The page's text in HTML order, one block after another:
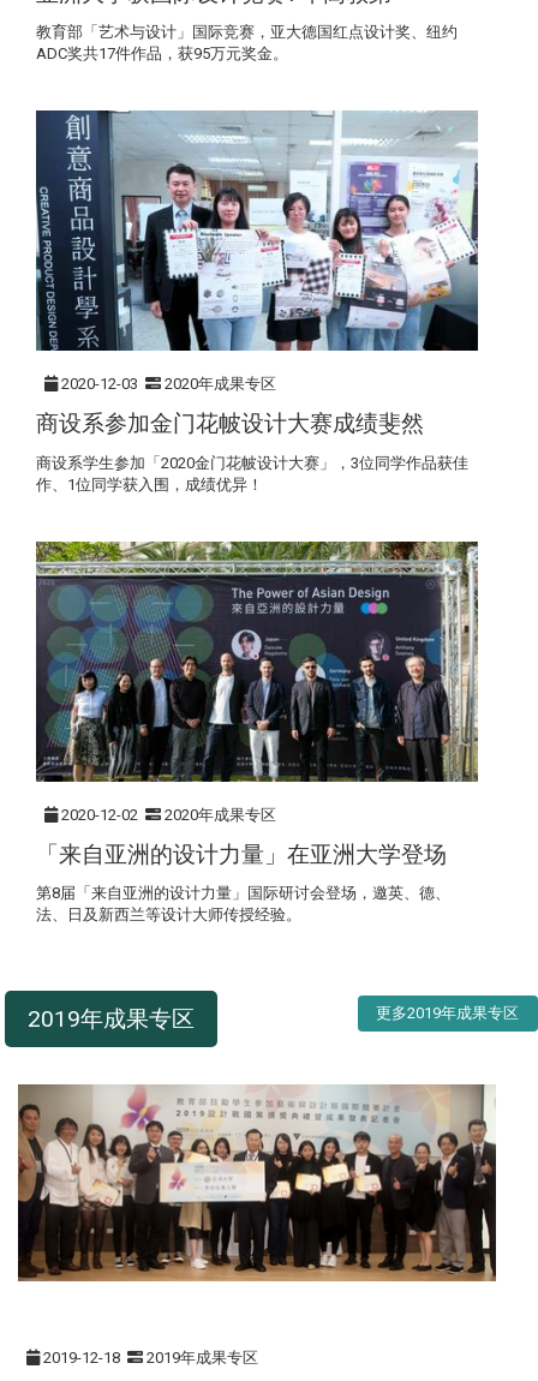
教育部「艺术与设计」国际竞赛，亚大德国红点设计奖、纽约
ADC奖共17件作品，获95万元奖金。
2020-12-03 2020年成果专区
商设系参加金门花帔设计大赛成绩斐然
商设系学生参加「2020金门花帔设计大赛」，3位同学作品获佳
作、1位同学获入围，成绩优异！
2020-12-02 2020年成果专区
「来自亚洲的设计力量」在亚洲大学登场
第8届「来自亚洲的设计力量」国际研讨会登场，邀英、德、
法、日及新西兰等设计大师传授经验。
2019年成果专区 更多2019年成果专区
2019-12-18 2019年成果专区